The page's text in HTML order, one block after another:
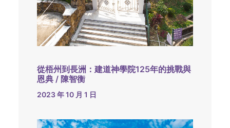
從梧州到長洲：建道神學院125年的挑戰與
恩典 / 陳智衡
2023 年 10 月 1 日